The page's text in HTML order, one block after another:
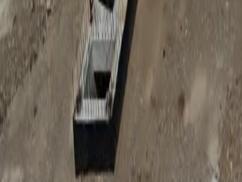
Anunțuri publice